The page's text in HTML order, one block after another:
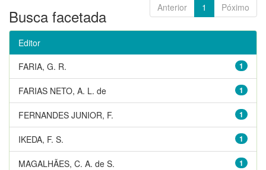
Anterior 1 Póximo
Busca facetada
Editor
1
FARIA, G. R.
1
FARIAS NETO, A. L. de
1
FERNANDES JUNIOR, F.
1
IKEDA, F. S.
1
MAGALHÃES, C. A. de S.